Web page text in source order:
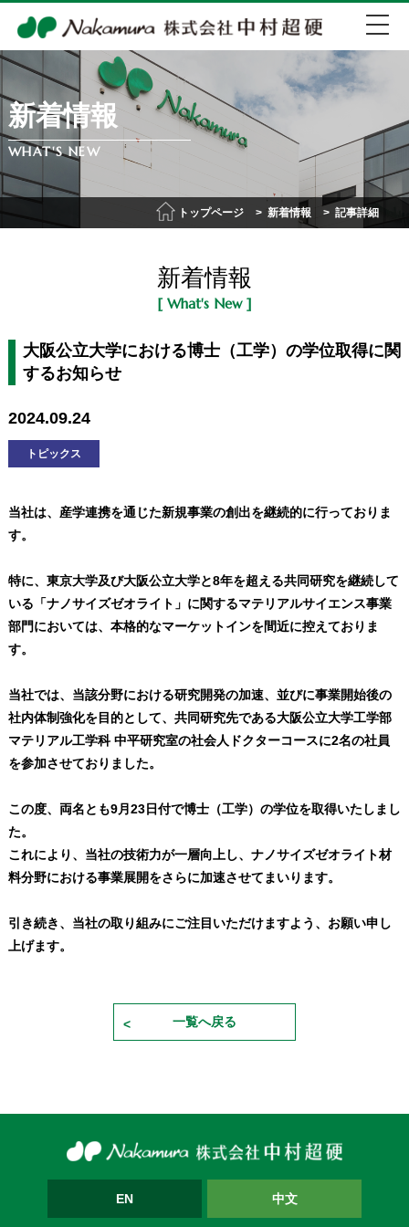
072-274-0007
会社紹介
新着情報
WHAT'S NEW
トップページ 新着情報 記事詳細
新着情報
[ What's New ]
大阪公立大学における博士（工学）の学位取得に関
するお知らせ
2024.09.24
トピックス
当社は、産学連携を通じた新規事業の創出を継続的に行っておりま
す。
特に、東京大学及び大阪公立大学と8年を超える共同研究を継続して
いる「ナノサイズゼオライト」に関するマテリアルサイエンス事業
部門においては、本格的なマーケットインを間近に控えておりま
す。
当社では、当該分野における研究開発の加速、並びに事業開始後の
社内体制強化を目的として、共同研究先である大阪公立大学工学部
マテリアル工学科 中平研究室の社会人ドクターコースに2名の社員
を参加させておりました。
この度、両名とも9月23日付で博士（工学）の学位を取得いたしまし
た。
これにより、当社の技術力が一層向上し、ナノサイズゼオライト材
料分野における事業展開をさらに加速させてまいります。
引き続き、当社の取り組みにご注目いただけますよう、お願い申し
上げます。
一覧へ戻る
EN 中文